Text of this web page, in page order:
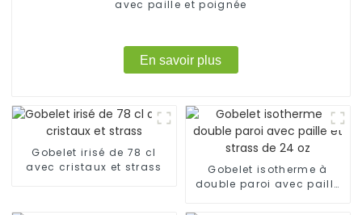
avec paille et poignée
En savoir plus
Gobelet irisé de 78 cl
avec cristaux et strass
Gobelet isotherme à
double paroi avec paille